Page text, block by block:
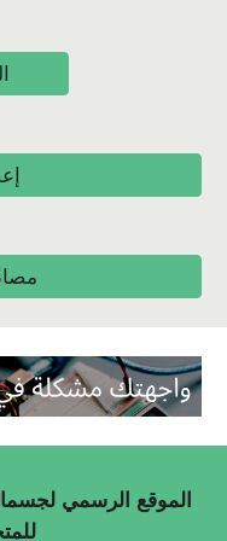
الموقع الرسمي